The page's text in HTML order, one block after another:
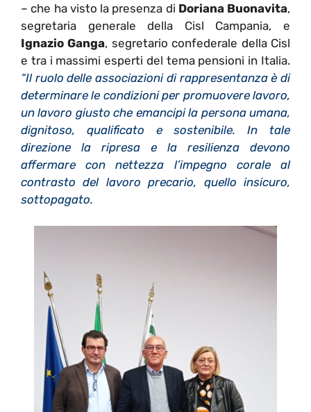
– che ha visto la presenza di Doriana Buonavita,
segretaria generale della Cisl Campania, e
Ignazio Ganga, segretario confederale della Cisl
e tra i massimi esperti del tema pensioni in Italia.
“Il ruolo delle associazioni di rappresentanza è di
determinare le condizioni per promuovere lavoro,
un lavoro giusto che emancipi la persona umana,
dignitoso, qualificato e sostenibile. In tale
direzione la ripresa e la resilienza devono
affermare con nettezza l’impegno corale al
contrasto del lavoro precario, quello insicuro,
sottopagato.